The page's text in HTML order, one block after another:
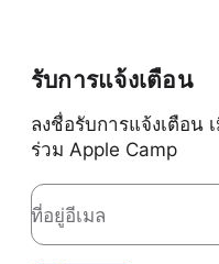
รับการแจ้งเตือน
ลงชื่อรับการแจ้งเตือน
ร่วม Apple Camp
ที่อยู่อีเมล